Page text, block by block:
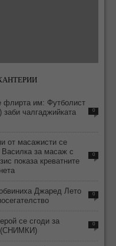
флирта им: Футболист
чалгаджийката
0
от масажисти се
Василка за масаж с
показа креватните
0
Джаред Лето
0
се сгоди за
(СНИМКИ)
0